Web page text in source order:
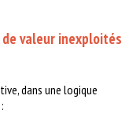
valeur inexploités
dans une logique